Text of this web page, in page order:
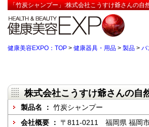
「竹炭シャンプー」:株式会社こうすけ爺さんの自
健康美容EXPO：TOP > 健康器具・用品 > 製品 > バ
株式会社こうすけ爺さんの自
製品名 ： 竹炭シャンプー
会社概要 ： 〒811-0211 福岡県 福岡